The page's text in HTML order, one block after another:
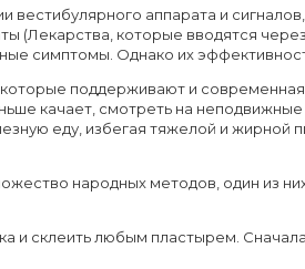
вестибулярного аппарата и
(Лекарства, которые вводятся
симптомы. Однако их
поддерживают и
качает, смотреть на
еду, избегая тяжелой и
народных методов, один из
и склеить любым пластырем.